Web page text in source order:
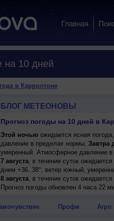
Главная
на 10 дней
в Карролтоне
БЛОГ МЕТЕОНОВЫ
Прогноз погоды на 10 дней в
Этой ночьюожидается ясная
давление в пределах нормы. Завтра
умеренный. Атмосферное давление
7 августа, в течение суток
днем +36..38°, ветер южный,
8 августа, в течение суток
возможна гроза; ночью +31..33°,
умеренный.
Прогноз погоды обновлен 4 часа 22
Профи Агро